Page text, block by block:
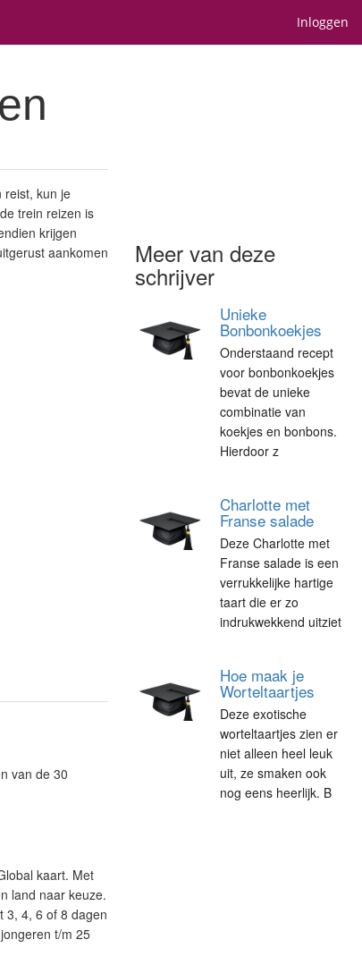
Inloggen
reist, kun je
trein reizen is
krijgen
aankomen
van de 30
kaart. Met
land naar keuze.
3, 4, 6 of 8 dagen
t/m 25
Meer van deze
schrijver
Unieke
Bonbonkoekjes
Onderstaand recept
voor bonbonkoekjes
bevat de unieke
combinatie van
koekjes en bonbons.
Hierdoor z
Charlotte met
Franse salade
Deze Charlotte met
Franse salade is een
verrukkelijke hartige
taart die er zo
indrukwekkend uitziet
Hoe maak je
Worteltaartjes
Deze exotische
worteltaartjes zien er
niet alleen heel leuk
uit, ze smaken ook
nog eens heerlijk. B